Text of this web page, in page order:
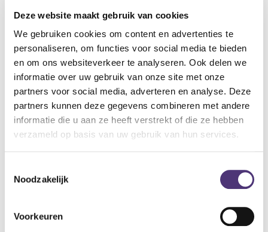
Deze website maakt gebruik van cookies
We gebruiken cookies om content en advertenties te
personaliseren, om functies voor social media te bieden
en om ons websiteverkeer te analyseren. Ook delen we
informatie over uw gebruik van onze site met onze
partners voor social media, adverteren en analyse. Deze
partners kunnen deze gegevens combineren met andere
informatie die u aan ze heeft verstrekt of die ze hebben
verzameld op basis van uw gebruik van hun services.
Noodzakelijk
Voorkeuren
Indicaties:
zorgt voor correcte zithouding
voorkomt achteruitkantelen van het bekken
verhindert het ontstaan van een bolle rug
neemt druk weg op lage rug en bekken
voorkomt afglijden van de stoel.
Specificaties:
72,30€ 87,48
Aan winkelmandje toevoegen